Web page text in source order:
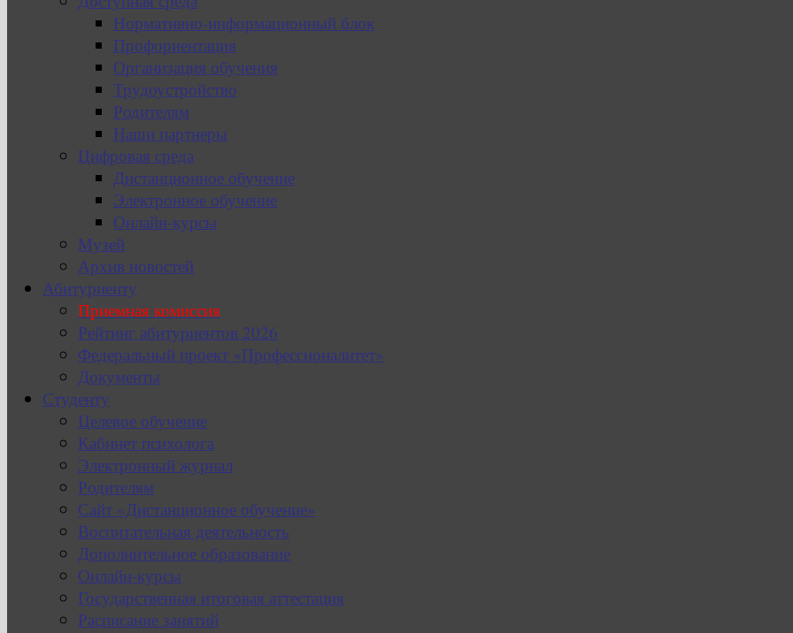
Нормативно-информационный блок
Профориентация
Организация обучения
Трудоустройство
Родителям
Наши партнеры
Цифровая среда
Дистанционное обучение
Электронное обучение
Онлайн-курсы
Музей
Архив новостей
Абитуриенту
Приемная комиссия
Рейтинг абитуриентов 2026
Федеральный проект «Профессионалитет»
Документы
Студенту
Целевое обучение
Кабинет психолога
Электронный журнал
Родителям
Сайт «Дистанционное обучение»
Воспитательная деятельность
Дополнительное образование
Онлайн-курсы
Государственная итоговая аттестация
Расписание занятий